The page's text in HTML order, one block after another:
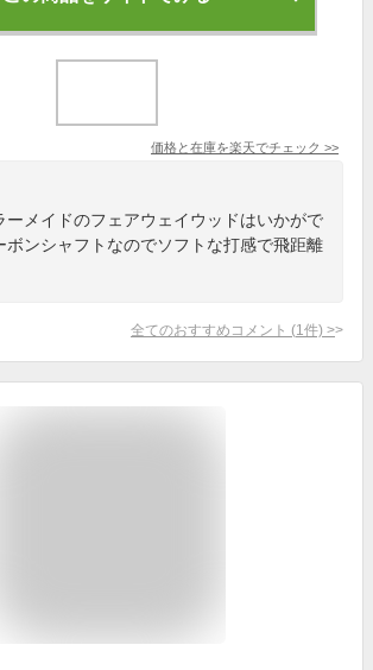
価格と在庫を楽天でチェック >>
ーメイドのフェアウェイウッドはいかがで
ボンシャフトなのでソフトな打感で飛距離
全てのおすすめコメント (1 件) >